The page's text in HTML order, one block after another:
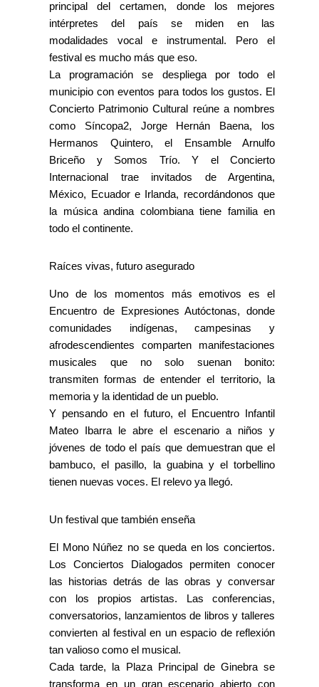
principal del certamen, donde los mejores
intérpretes del país se miden en las
modalidades vocal e instrumental. Pero el
festival es mucho más que eso.
La programación se despliega por todo el
municipio con eventos para todos los gustos. El
Concierto Patrimonio Cultural reúne a nombres
como Síncopa2, Jorge Hernán Baena, los
Hermanos Quintero, el Ensamble Arnulfo
Briceño y Somos Trío. Y el Concierto
Internacional trae invitados de Argentina,
México, Ecuador e Irlanda, recordándonos que
la música andina colombiana tiene familia en
todo el continente.
Raíces vivas, futuro asegurado
Uno de los momentos más emotivos es el
Encuentro de Expresiones Autóctonas, donde
comunidades indígenas, campesinas y
afrodescendientes comparten manifestaciones
musicales que no solo suenan bonito:
transmiten formas de entender el territorio, la
memoria y la identidad de un pueblo.
Y pensando en el futuro, el Encuentro Infantil
Mateo Ibarra le abre el escenario a niños y
jóvenes de todo el país que demuestran que el
bambuco, el pasillo, la guabina y el torbellino
tienen nuevas voces. El relevo ya llegó.
Un festival que también enseña
El Mono Núñez no se queda en los conciertos.
Los Conciertos Dialogados permiten conocer
las historias detrás de las obras y conversar
con los propios artistas. Las conferencias,
conversatorios, lanzamientos de libros y talleres
convierten al festival en un espacio de reflexión
tan valioso como el musical.
Cada tarde, la Plaza Principal de Ginebra se
transforma en un gran escenario abierto con